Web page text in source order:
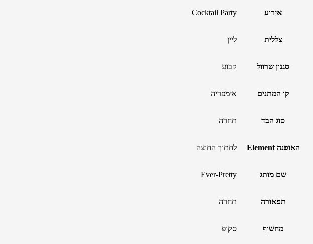
אירוע Cocktail Party
צללית ליין
סגנון שרוול קבוע
קו המתנים אימפריה
סוג הבד תחרה
האופנה Element לחתוך החוצה
שם מותג Ever-Pretty
תפאורה תחרה
מחשוף סקופ